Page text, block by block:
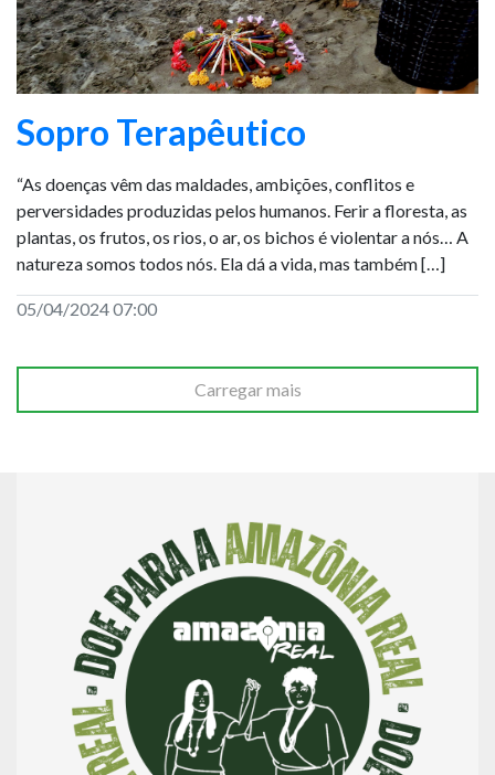
Sopro Terapêutico
“As doenças vêm das maldades, ambições, conflitos e
perversidades produzidas pelos humanos. Ferir a floresta, as
plantas, os frutos, os rios, o ar, os bichos é violentar a nós… A
natureza somos todos nós. Ela dá a vida, mas também […]
05/04/2024 07:00
Carregar mais